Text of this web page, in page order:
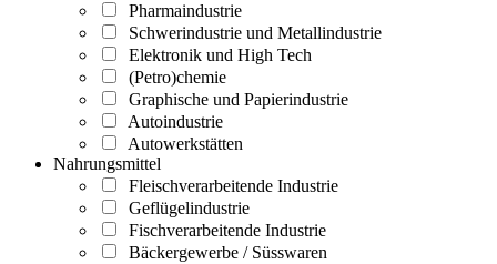
Pharmaindustrie
Schwerindustrie und Metallindustrie
Elektronik und High Tech
(Petro)chemie
Graphische und Papierindustrie
Autoindustrie
Autowerkstätten
Nahrungsmittel
Fleischverarbeitende Industrie
Geflügelindustrie
Fischverarbeitende Industrie
Bäckergewerbe / Süsswaren